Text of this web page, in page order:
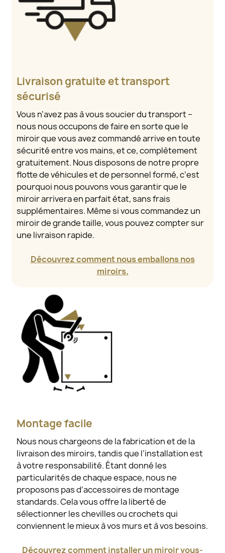
Livraison gratuite et transport
sécurisé
Vous n’avez pas à vous soucier du transport –
nous nous occupons de faire en sorte que le
miroir que vous avez commandé arrive en toute
sécurité entre vos mains, et ce, complètement
gratuitement. Nous disposons de notre propre
flotte de véhicules et de personnel formé, c’est
pourquoi nous pouvons vous garantir que le
miroir arrivera en parfait état, sans frais
supplémentaires. Même si vous commandez un
miroir de grande taille, vous pouvez compter sur
une livraison rapide.
Découvrez comment nous emballons nos
miroirs.
Montage facile
Nous nous chargeons de la fabrication et de la
livraison des miroirs, tandis que l’installation est
à votre responsabilité. Étant donné les
particularités de chaque espace, nous ne
proposons pas d’accessoires de montage
standards. Cela vous offre la liberté de
sélectionner les chevilles ou crochets qui
conviennent le mieux à vos murs et à vos besoins.
Découvrez comment installer un miroir vous-